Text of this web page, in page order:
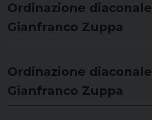
Ordinazione diaconale
Gianfranco Zuppa
Ordinazione diaconale
Gianfranco Zuppa